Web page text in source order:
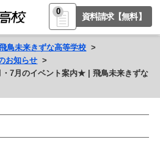
0
資料請求【無料】
鳥未来きずな高等学校
お知らせ
・7月のイベント案内★ | 飛鳥未来きずな